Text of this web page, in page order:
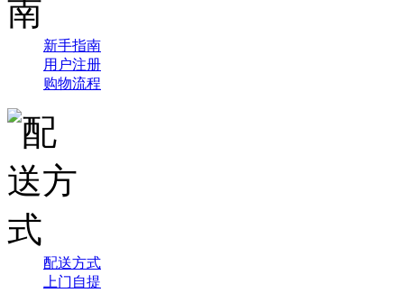
新手指南
用户注册
购物流程
配送方式
上门自提